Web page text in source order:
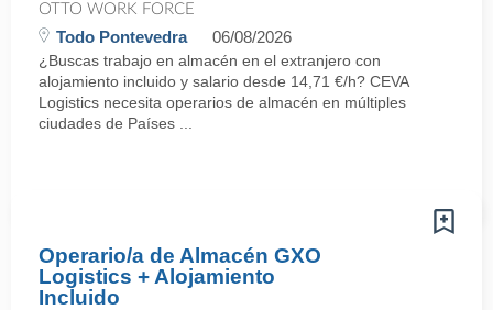
OTTO WORK FORCE
Todo Pontevedra 06/08/2026
¿Buscas trabajo en almacén en el extranjero con
alojamiento incluido y salario desde 14,71 €/h? CEVA
Logistics necesita operarios de almacén en múltiples
ciudades de Países ...
Operario/a de Almacén GXO
Logistics + Alojamiento
Incluido